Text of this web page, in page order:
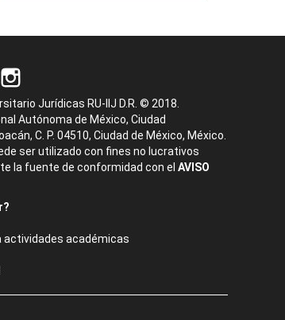
Jurídicas RU-IIJ D.R. © 2018.
Autónoma de México, Ciudad
C. P. 04510, Ciudad de México, México.
ser utilizado con fines no lucrativos
la fuente de conformidad con el AVISO
actividades académicas